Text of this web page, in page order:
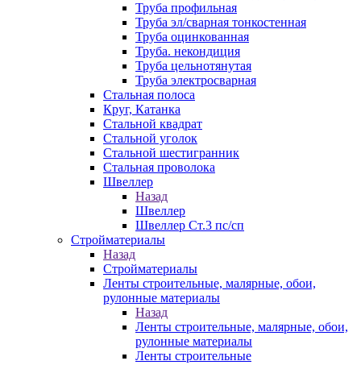
Труба профильная
Труба эл/сварная тонкостенная
Труба оцинкованная
Труба. некондиция
Труба цельнотянутая
Труба электросварная
Стальная полоса
Круг, Катанка
Стальной квадрат
Стальной уголок
Стальной шестигранник
Стальная проволока
Швеллер
Назад
Швеллер
Швеллер Ст.3 пс/сп
Стройматериалы
Назад
Стройматериалы
Ленты строительные, малярные, обои,
рулонные материалы
Назад
Ленты строительные, малярные, обои,
рулонные материалы
Ленты строительные